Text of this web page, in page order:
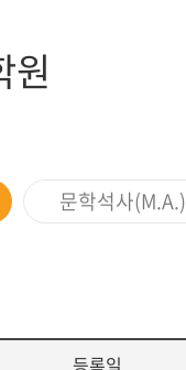
원
문학석사(M.A.)
등록일